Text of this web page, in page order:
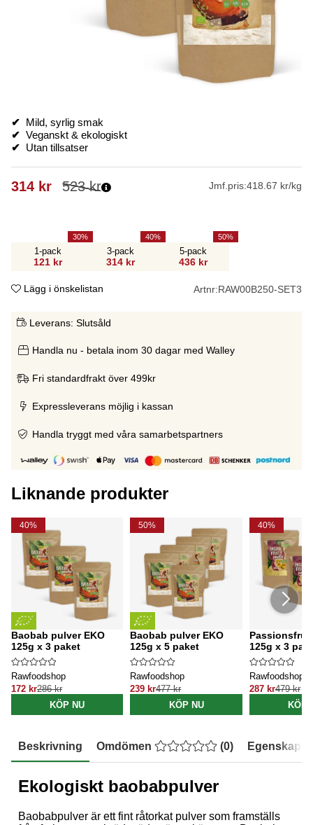
✔
Mild, syrlig smak
✔ Veganskt & ekologiskt
✔ Utan tillsatser
523kr
314 kr Jmf.pris:418.67 kr/kg
1-pack
121 kr
30
3-pack
314 kr
40
5-pack
436 kr
50
Lägg i önskelistan Artnr:RAW00B250-SET3
Leverans: Slutsåld
Handla nu - betala inom 30 dagar med Walley
Fri standardfrakt över 499kr
Expressleverans möjlig i kassan
Handla tryggt med våra samarbetspartners
Liknande produkter
40%
Baobab pulver EKO
125g x 3 paket
Rawfoodshop
172 kr286 kr
KÖP NU
50%
Baobab pulver EKO
125g x 5 paket
Rawfoodshop
239 kr477 kr
KÖP NU
40%
125g x 3
Rawfoodshop
287 kr479 kr
KÖP
Beskrivning Omdömen (0) Egenskaper
Ekologiskt baobabpulver
Baobabpulver är ett fint råtorkat pulver som framställs